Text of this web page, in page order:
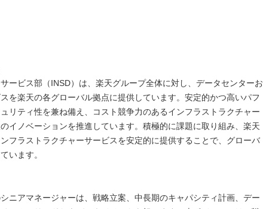
ービス部（INSD）は、楽天グループ全体に対し、データセンターお
を楽天の各グローバル拠点に提供しています。安定的かつ高いパフ
リティ性を兼ね備え、コスト競争力のあるインフラストラクチャー
イノベーションを推進しています。積極的に課題に取り組み、楽天
フラストラクチャーサービスを安定的に提供することで、グローバ
います。
ニアマネージャーは、戦略立案、中長期のキャパシティ計画、デー